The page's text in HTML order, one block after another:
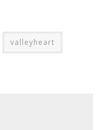
valleyheart